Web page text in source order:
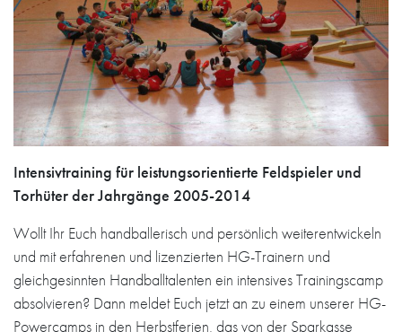
Intensivtraining für leistungsorientierte Feldspieler und
Torhüter der Jahrgänge 2005-2014
Wollt Ihr Euch handballerisch und persönlich weiterentwickeln
und mit erfahrenen und lizenzierten HG-Trainern und
gleichgesinnten Handballtalenten ein intensives Trainingscamp
absolvieren? Dann meldet Euch jetzt an zu einem unserer HG-
Powercamps in den Herbstferien, das von der Sparkasse